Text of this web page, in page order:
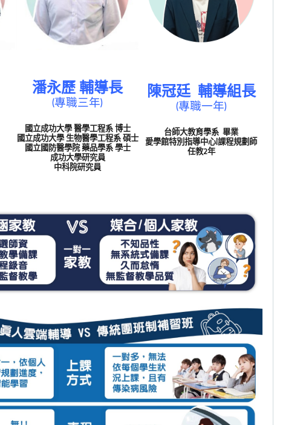
潘永歷 輔導長
(專職三年)
國立成功大學 醫學工程系 博士
國立成功大學 生物醫學工程系 碩士
國立國防醫學院 藥品學系 學士
成功大學研究員
中科院研究員
陳冠廷 輔導組長
(專職一年)
台師大教育學系 畢業
愛學館特別指導中心|課程規劃師
任教2年